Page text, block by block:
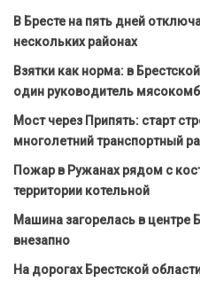
В Бресте на пять дней
нескольких районах
Взятки как норма: в
один руководитель
Мост через Припять: старт
многолетний транспортный
Пожар в Ружанах рядом с
территории котельной
Машина загорелась в центре
внезапно
На дорогах Брестской